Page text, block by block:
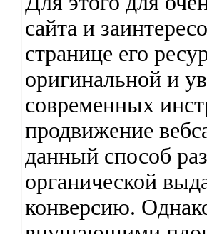
сайта и
странице его
оригинальной и
современных
продвижение
данный способ
органической
конверсию.